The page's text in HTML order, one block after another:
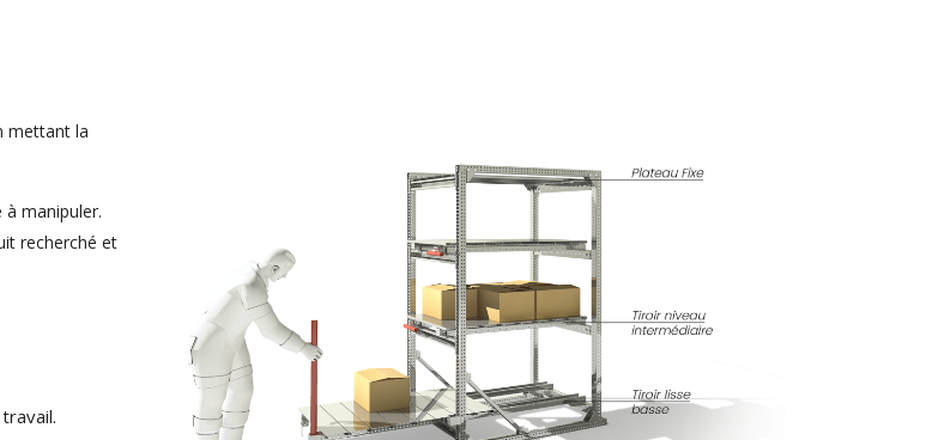
mettant la
manipuler.
recherché et